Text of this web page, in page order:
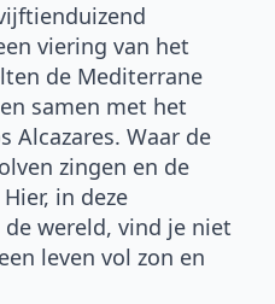
viering van het
de Mediterrane
samen met het
Alcazares. Waar de
zingen en de
in deze
wereld, vind je niet
leven vol zon en